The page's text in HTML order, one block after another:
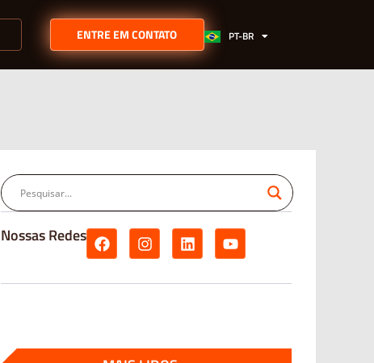
ENTRE EM CONTATO PT-BR
ES
Nossas Redes